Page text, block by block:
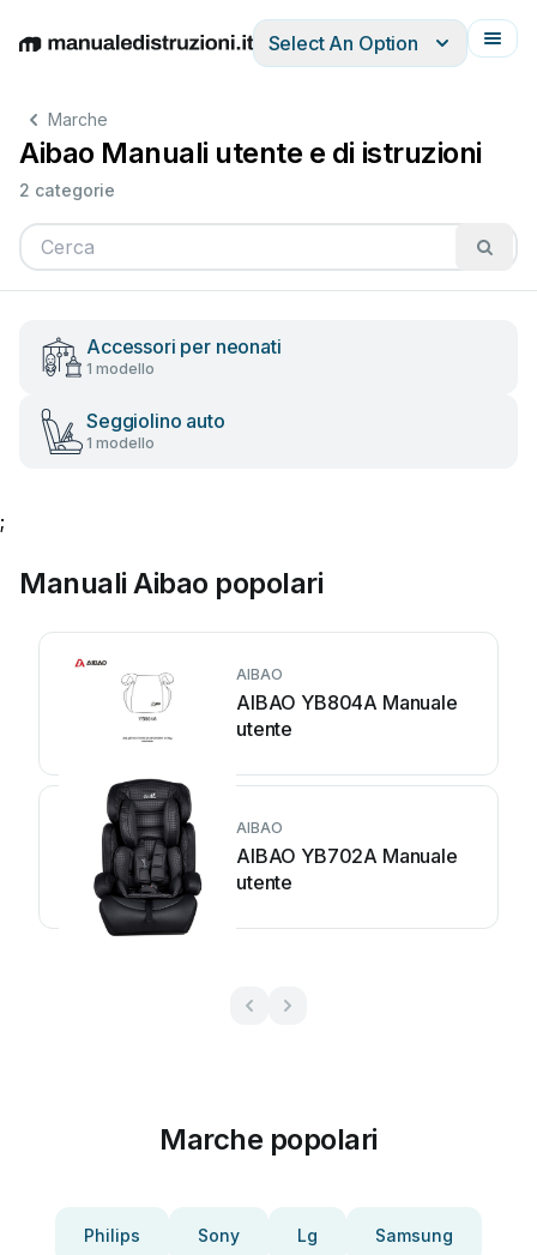
EnglishDeutschEspañolItalianoFrançais
Select An Option
Marche
Aibao Manuali utente e di istruzioni
2 categorie
Accessori per neonati
1 modello
Seggiolino auto
1 modello
;
Manuali Aibao popolari
AIBAO
AIBAO YB804A Manuale
utente
AIBAO
AIBAO YB702A Manuale
utente
Marche popolari
Philips Sony Lg Samsung